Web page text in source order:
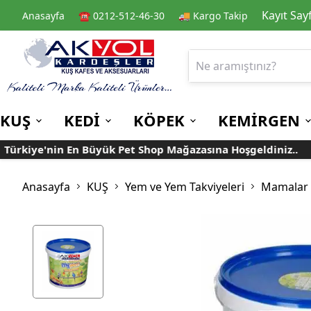
Anasayfa ☎️ 0212-512-46-30 🚚 Kargo Takip Kayıt
KUŞ
Kafes
Muhabbet
Papağan
Taşıma Kafesi
Rulolu Kafes
Kafes Aksesuarları
Yemlikler
Banyoluklar
Kafes Tülleri
Oyuncaklar
KEDİ
Kedi Kuru Mamalar Kedi Kumları
Taşımalar
KÖPEK
Kuru Mamalar Konserve Mamalar
Mama ve Su Kapları
KEMİRGEN
Guinea Pig Yemleri
En Büyük Pet Shop Mağazasına Hoşgeldiniz..
Anasayfa KUŞ Yem ve Yem Takviyeleri Mamalar